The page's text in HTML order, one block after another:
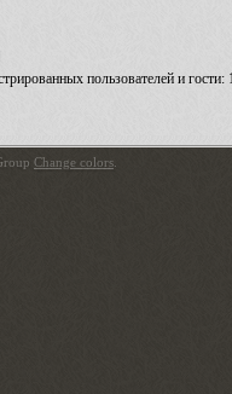
пользователей и гости:
Change colors